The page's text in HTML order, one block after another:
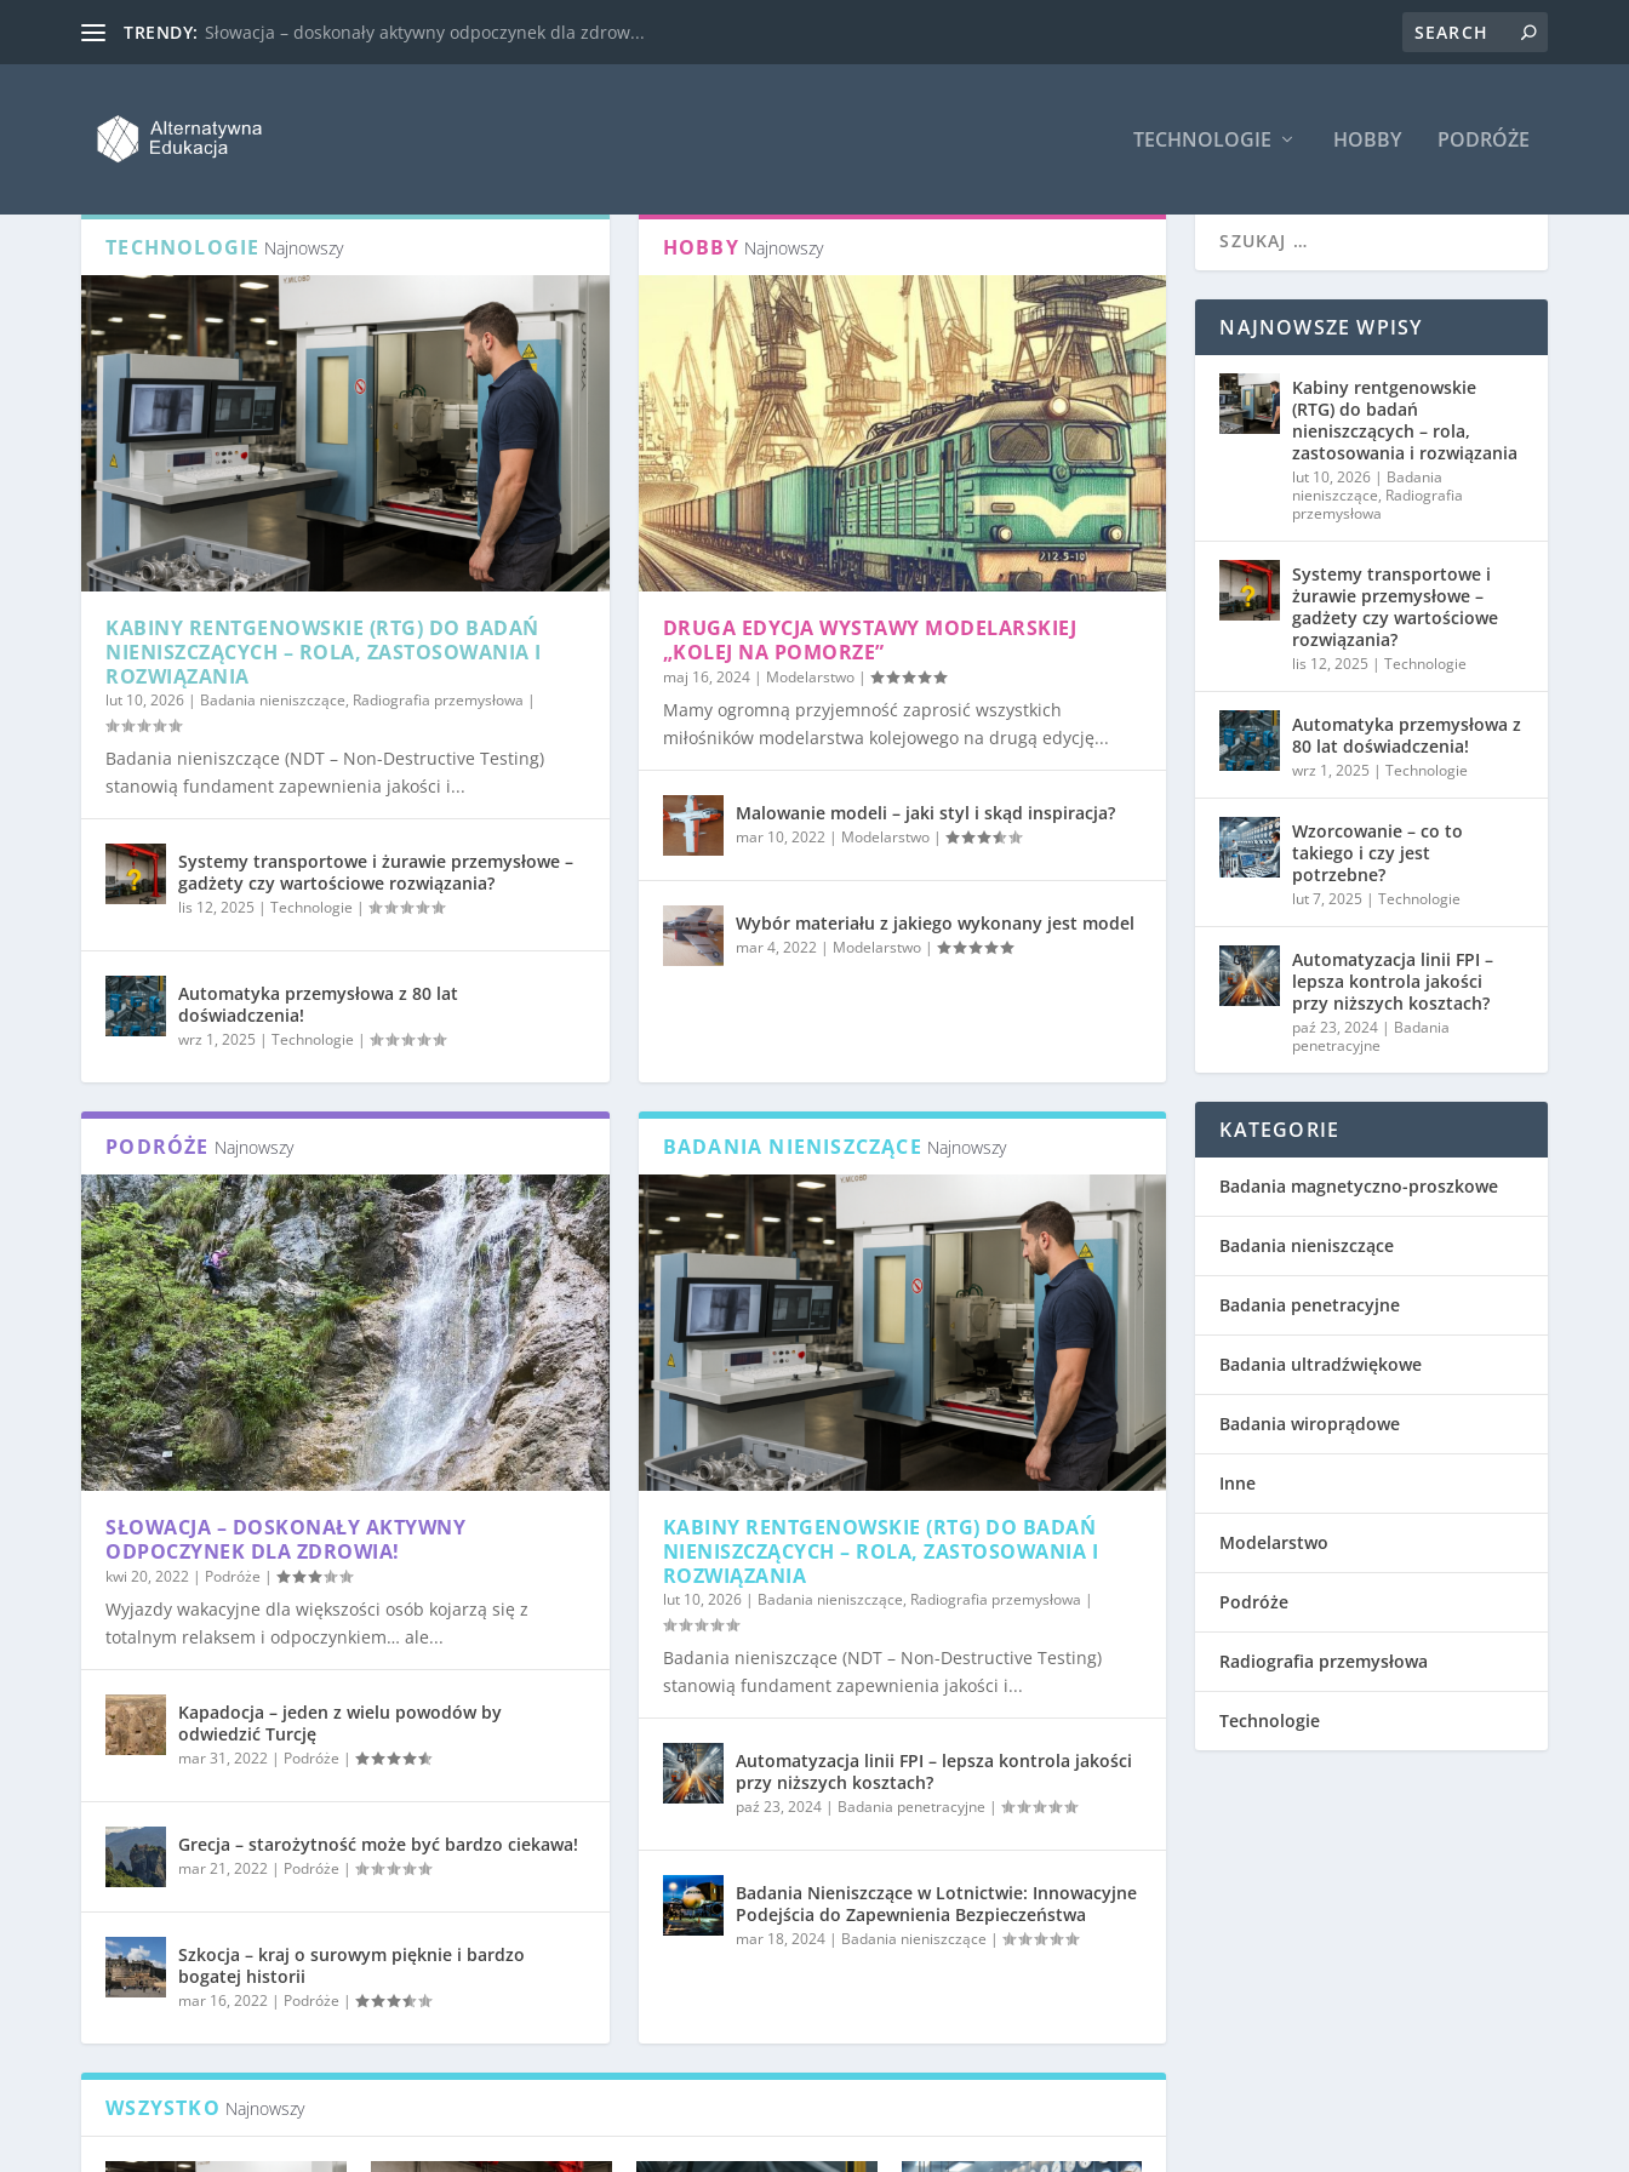
TRENDY: Słowacja – doskonały aktywny odpoczynek dla zdrow...
TECHNOLOGIE HOBBY PODRÓŻE
TECHNOLOGIE Najnowszy
KABINY RENTGENOWSKIE (RTG) DO BADAŃ
NIENISZCZĄCYCH – ROLA, ZASTOSOWANIA I
ROZWIĄZANIA
lut 10, 2026 | Badania nieniszczące, Radiografia przemysłowa |
Badania nieniszczące (NDT – Non-Destructive Testing)
stanowią fundament zapewnienia jakości i...
Systemy transportowe i żurawie przemysłowe –
gadżety czy wartościowe rozwiązania?
lis 12, 2025 |Technologie |
Automatyka przemysłowa z 80 lat
doświadczenia!
wrz 1, 2025 |Technologie |
HOBBY Najnowszy
DRUGA EDYCJA WYSTAWY MODELARSKIEJ
„KOLEJ NA POMORZE”
maj 16, 2024| Modelarstwo|
Mamy ogromną przyjemność zaprosić wszystkich
miłośników modelarstwa kolejowego na drugą edycję...
Malowanie modeli – jaki styl i skąd inspiracja?
mar 10, 2022 | Modelarstwo|
Wybór materiału z jakiego wykonany jest model
mar 4, 2022 | Modelarstwo|
PODRÓŻE Najnowszy
SŁOWACJA – DOSKONAŁY AKTYWNY
ODPOCZYNEK DLA ZDROWIA!
kwi 20, 2022 | Podróże |
Wyjazdy wakacyjne dla większości osób kojarzą się z
totalnym relaksem i odpoczynkiem… ale...
Kapadocja – jeden z wielu powodów by
odwiedzić Turcję
mar 31, 2022 | Podróże |
Grecja – starożytność może być bardzo ciekawa!
mar 21, 2022 | Podróże |
Szkocja – kraj o surowym pięknie i bardzo
bogatej historii
mar 16, 2022 | Podróże |
BADANIA NIENISZCZĄCE Najnowszy
KABINY RENTGENOWSKIE (RTG) DO BADAŃ
NIENISZCZĄCYCH – ROLA, ZASTOSOWANIA I
ROZWIĄZANIA
lut 10, 2026| Badania nieniszczące, Radiografia przemysłowa |
Badania nieniszczące (NDT – Non-Destructive Testing)
stanowią fundament zapewnienia jakości i...
Automatyzacja linii FPI – lepsza kontrola jakości
przy niższych kosztach?
paź 23, 2024| Badania penetracyjne |
Badania Nieniszczące w Lotnictwie: Innowacyjne
Podejścia do Zapewnienia Bezpieczeństwa
mar 18, 2024| Badania nieniszczące |
WSZYSTKO Najnowszy
NAJNOWSZE WPISY
Kabiny rentgenowskie
(RTG) do badań
nieniszczących – rola,
zastosowania i rozwiązania
lut 10, 2026 | Badania
nieniszczące, Radiografia
przemysłowa
Systemy transportowe i
żurawie przemysłowe –
gadżety czy wartościowe
rozwiązania?
lis 12, 2025 |Technologie
Automatyka przemysłowa z
80 lat doświadczenia!
wrz 1, 2025 |Technologie
Wzorcowanie – co to
takiego i czy jest
potrzebne?
lut 7, 2025 |Technologie
Automatyzacja linii FPI –
lepsza kontrola jakości
przy niższych kosztach?
paź 23, 2024 | Badania
penetracyjne
KATEGORIE
Badania magnetyczno-proszkowe
Badania nieniszczące
Badania penetracyjne
Badania ultradźwiękowe
Badania wiroprądowe
Inne
Modelarstwo
Podróże
Radiografia przemysłowa
Technologie